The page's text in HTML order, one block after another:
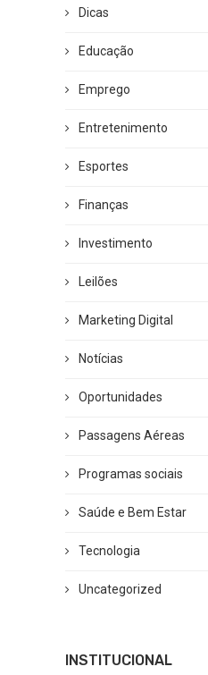
Dicas
Educação
Emprego
Entretenimento
Esportes
Finanças
Investimento
Leilões
Marketing Digital
Notícias
Oportunidades
Passagens Aéreas
Programas sociais
Saúde e Bem Estar
Tecnologia
Uncategorized
INSTITUCIONAL